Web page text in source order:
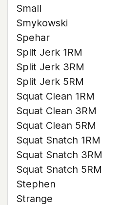
Small
Smykowski
Spehar
Split Jerk 1RM
Split Jerk 3RM
Split Jerk 5RM
Squat Clean 1RM
Squat Clean 3RM
Squat Clean 5RM
Squat Snatch 1RM
Squat Snatch 3RM
Squat Snatch 5RM
Stephen
Strange